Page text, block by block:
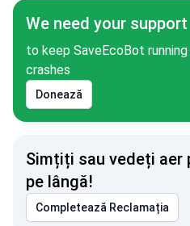
We need your support
to keep SaveEcoBot
crashes
Donează
Simțiți sau vedeți aer
pe lângă!
Completează Reclamația